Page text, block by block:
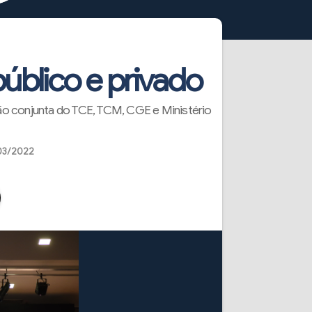
e privado
conjunta do TCE, TCM, CGE e Ministério
2022